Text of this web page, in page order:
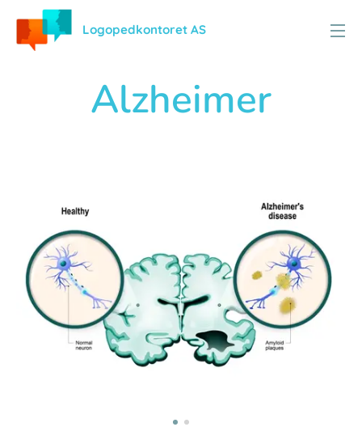
Logopedkontoret AS
Alzheimer